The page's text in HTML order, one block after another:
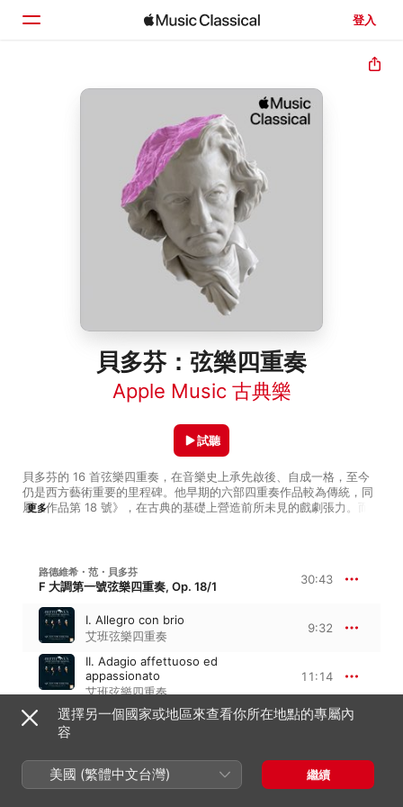
登入
首頁
貝多芬：弦樂四重奏
Apple Music 古典樂
貝多芬的 16 首弦樂四重奏，在音樂史上承先啟後、自成一格，至今
仍是西方藝術重要的里程碑。他早期的六部四重奏作品較為傳統，同
屬《作品第 18 號》，在古典的基礎上營造前所未見的戲劇張力。而
凡入聖的作品，開啟了全新的音響世界，直到今日聽起來都毫不過
時。
更多
試聽
路德維希・范・貝多芬
F 大調第一號弦樂四重奏, Op. 18/1 30:43
I. Allegro con brio
艾班弦樂四重奏
9:32
II. Adagio affettuoso ed
appassionato
艾班弦樂四重奏
11:14
III. Scherzo. Allegro molto
3:17
IV. Allegro
艾班弦樂四重奏
6:37
選擇另一個國家或地區來查看你所在地點的專屬內
容
美國 (繁體中文台灣) 繼續